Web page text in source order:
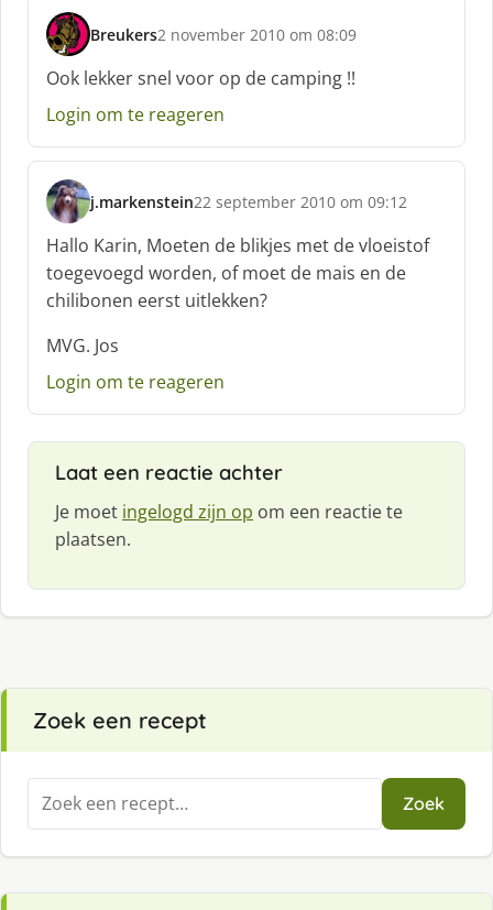
f
:
Breukers
s
c
h
r
e
f
:
2 november 2010 om 08:09
Ook lekker snel voor op de camping !!
Login om te reageren
j.markenstein
s
c
h
r
e
f
:
22 september 2010 om 09:12
Hallo Karin, Moeten de blikjes met de vloeistof
toegevoegd worden, of moet de mais en de
chilibonen eerst uitlekken?
MVG. Jos
Login om te reageren
Laat een reactie achter
Je moet ingelogd zijn op om een reactie te
plaatsen.
Zoek een recept
Zoeken
naar:
Zoek